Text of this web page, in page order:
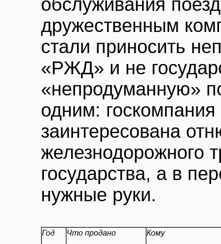
обслуживания
дружественным
стали приносить
«РЖД» и не
«непродуманную»
одним:
заинтересована
железнодорожного
государства, а в
нужные руки.
Год Что продано Кому